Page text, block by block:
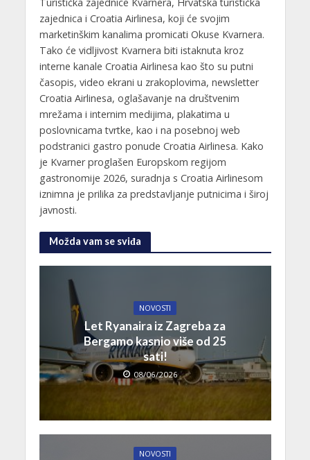
zajednica i Croatia Airlinesa, koji će svojim
marketinškim kanalima promicati Okuse Kvarnera.
Tako će vidljivost Kvarnera biti istaknuta kroz
interne kanale Croatia Airlinesa kao što su putni
časopis, video ekrani u zrakoplovima, newsletter
Croatia Airlinesa, oglašavanje na društvenim
mrežama i internim medijima, plakatima u
poslovnicama tvrtke, kao i na posebnoj web
podstranici gastro ponude Croatia Airlinesa. Kako
je Kvarner proglašen Europskom regijom
gastronomije 2026, suradnja s Croatia Airlinesom
iznimna je prilika za predstavljanje putnicima i široj
javnosti.
Možda vam se sviđa
NOVOSTI
Let Ryanaira iz Zagreba za
Bergamo kasnio više od 25
sati!
08/06/2026
NOVOSTI